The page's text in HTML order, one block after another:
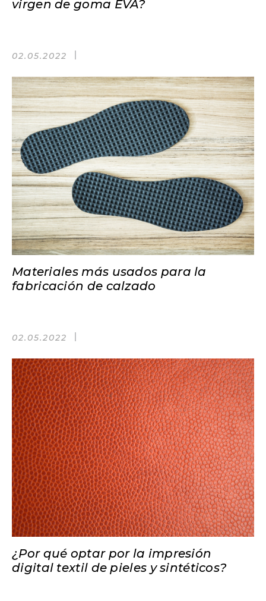
virgen de goma EVA?
02.05.2022
Materiales más usados para la
fabricación de calzado
02.05.2022
¿Por qué optar por la impresión
digital textil de pieles y sintéticos?